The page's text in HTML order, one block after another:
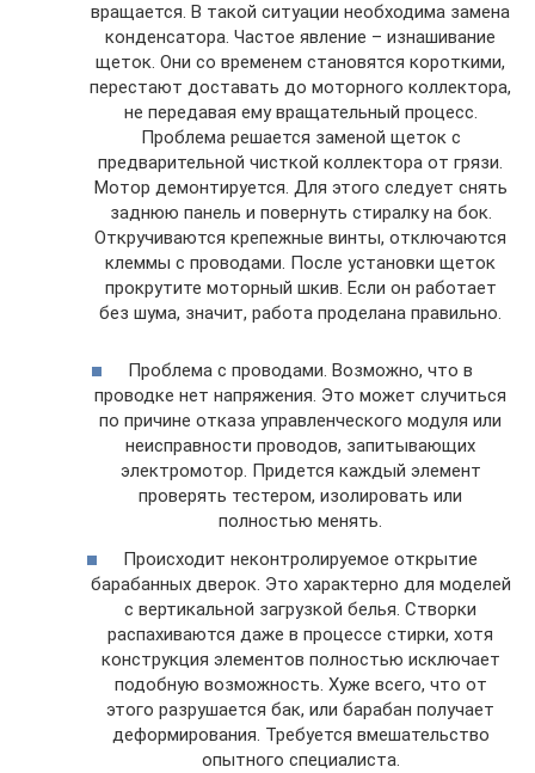
вращается. В такой ситуации необходима замена
конденсатора. Частое явление – изнашивание
щеток. Они со временем становятся короткими,
перестают доставать до моторного коллектора,
не передавая ему вращательный процесс.
Проблема решается заменой щеток с
предварительной чисткой коллектора от грязи.
Мотор демонтируется. Для этого следует снять
заднюю панель и повернуть стиралку на бок.
Откручиваются крепежные винты, отключаются
клеммы с проводами. После установки щеток
прокрутите моторный шкив. Если он работает
без шума, значит, работа проделана правильно.
Проблема с проводами. Возможно, что в
проводке нет напряжения. Это может случиться
по причине отказа управленческого модуля или
неисправности проводов, запитывающих
электромотор. Придется каждый элемент
проверять тестером, изолировать или
полностью менять.
Происходит неконтролируемое открытие
барабанных дверок. Это характерно для моделей
с вертикальной загрузкой белья. Створки
распахиваются даже в процессе стирки, хотя
конструкция элементов полностью исключает
подобную возможность. Хуже всего, что от
этого разрушается бак, или барабан получает
деформирования. Требуется вмешательство
опытного специалиста.